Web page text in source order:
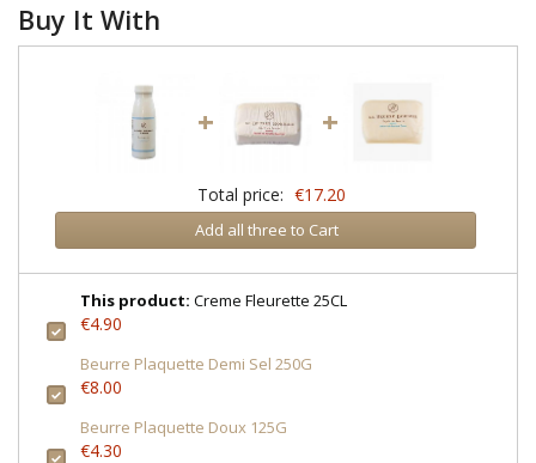
Buy It With
+ +
Total price: €17.20
Add all three to Cart
This product: Creme Fleurette 25CL
€4.90
Beurre Plaquette Demi Sel 250G
€8.00
Beurre Plaquette Doux 125G
€4.30